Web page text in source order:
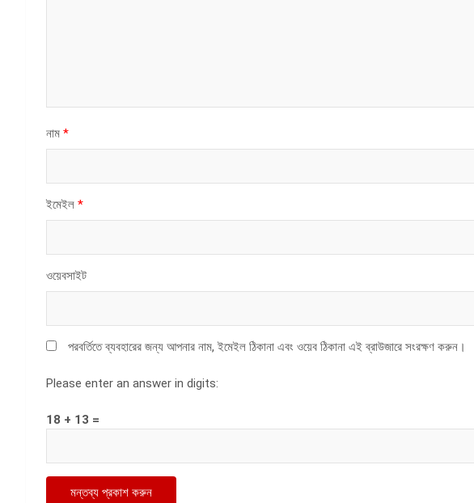
নাম *
ইমেইল *
ওয়েবসাইট
পরবর্তিতে ব্যবহারের জন্য আপনার নাম, ইমেইল ঠিকানা এবং ওয়েব ঠিকানা এই ব্রাউজারে সংরক্ষণ করুন।
Please enter an answer in digits:
18 + 13 =